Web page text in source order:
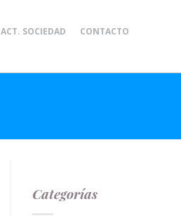
ACT. SOCIEDAD CONTACTO
Categorías